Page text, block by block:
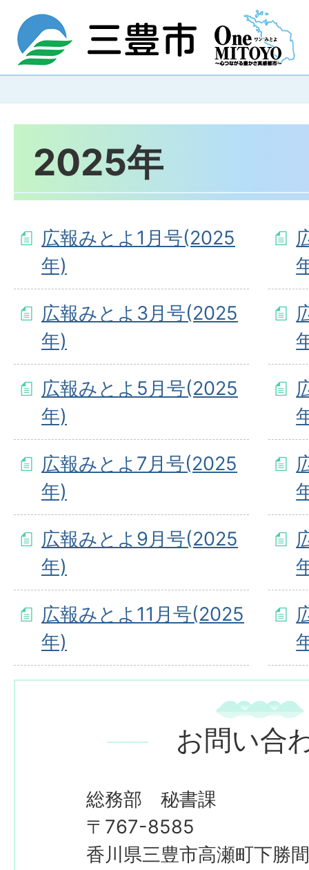
2025年
広報みとよ1月号(2025
年)
広報みとよ3月号(2025
年)
広報みとよ5月号(2025
年)
広報みとよ7月号(2025
年)
広報みとよ9月号(2025
年)
広報みとよ11月号(2025
年)
お問い合
総務部 秘書課
〒767-8585
香川県三豊市高瀬町下勝